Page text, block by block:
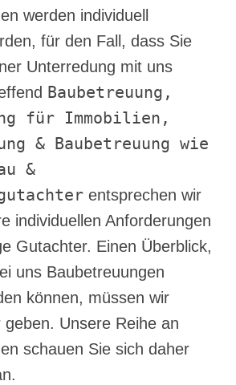
werden individuell
für den Fall, dass Sie
Unterredung mit uns
Baubetreuung,
für Immobilien,
& Baubetreuung wie
&
entsprechen wir
individuellen Anforderungen
Gutachter. Einen Überblick,
uns Baubetreuungen
können, müssen wir
Unsere Reihe an
schauen Sie sich daher